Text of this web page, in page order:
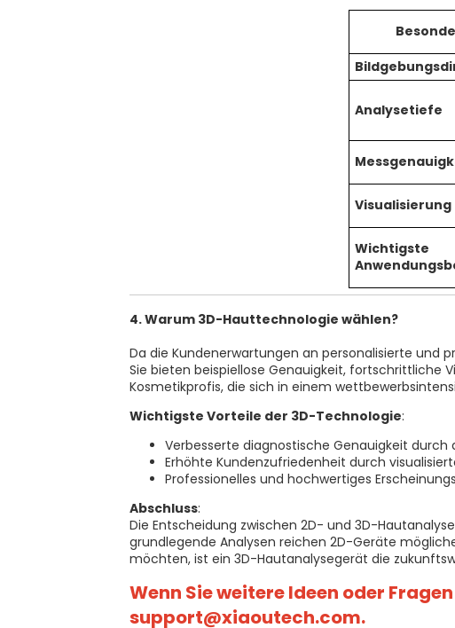
Analysetiefe
Visualisierung
Wichtigste
4. Warum 3D-Hauttechnologie wählen?
Da die Kundenerwartungen an personalisierte und
Sie bieten beispiellose Genauigkeit, fortschrittliche
Kosmetikprofis, die sich in einem
Wichtigste Vorteile der 3D-Technologie:
Verbesserte diagnostische Genauigkeit durch
Erhöhte Kundenzufriedenheit durch
Professionelles und hochwertiges
Abschluss:
Die Entscheidung zwischen 2D- und 3D-
grundlegende Analysen reichen 2D-Geräte
möchten, ist ein 3D-Hautanalysegerät die
Wenn Sie weitere Ideen oder
support@xiaoutech.com.